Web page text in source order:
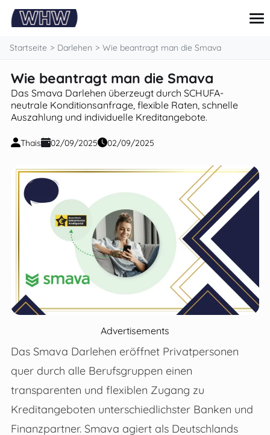
Kreditkarte
Darlehen
Persönliche finanzen
Investitionen
Startseite Darlehen Wie beantragt man die Smava
Wie beantragt man die Smava
Das Smava Darlehen überzeugt durch SCHUFA-
neutrale Konditionsanfrage, flexible Raten, schnelle
Auszahlung und individuelle Kreditangebote.
Thais 02/09/2025 02/09/2025
Advertisements
Das Smava Darlehen eröffnet Privatpersonen
quer durch alle Berufsgruppen einen
transparenten und flexiblen Zugang zu
Kreditangeboten unterschiedlichster Banken und
Finanzpartner. Smava agiert als Deutschlands